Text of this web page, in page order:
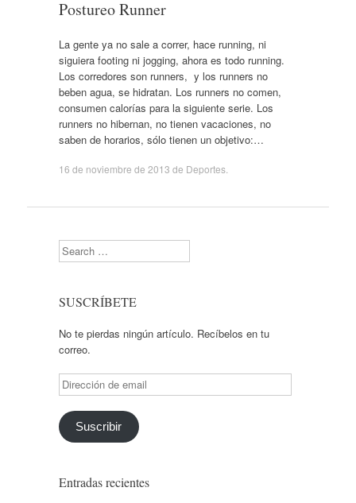
Postureo Runner
La gente ya no sale a correr, hace running, ni
siguiera footing ni jogging, ahora es todo running.
Los corredores son runners, y los runners no
beben agua, se hidratan. Los runners no comen,
consumen calorías para la siguiente serie. Los
runners no hibernan, no tienen vacaciones, no
saben de horarios, sólo tienen un objetivo:…
16 de noviembre de 2013 de Deportes.
Search
SUSCRÍBETE
No te pierdas ningún artículo. Recíbelos en tu
correo.
Dirección
de
email
Suscribir
Entradas recientes